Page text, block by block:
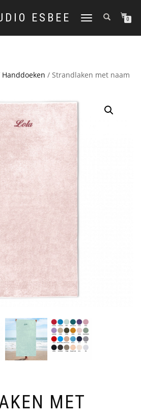
ESBEE
TOGGLE
0
Handdoeken / Strandlaken met naam
MET